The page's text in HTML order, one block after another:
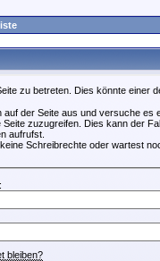
zu betreten. Dies könnte einer
auf der Seite aus und versuche es
zuzugreifen. Dies kann der
aufrufst.
Schreibrechte oder wartest
bleiben?